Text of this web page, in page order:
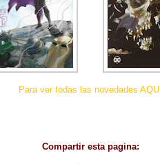
Para ver todas las novedades AQUÍ
Compartir esta pagina: